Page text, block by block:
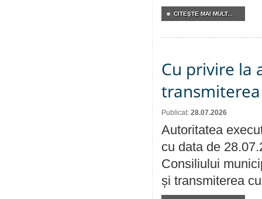
CITEŞTE MAI MULT...
Cu privire la
Publicat: 28.07.2026
Autoritatea
cu data de
Consiliului
și transmiterea